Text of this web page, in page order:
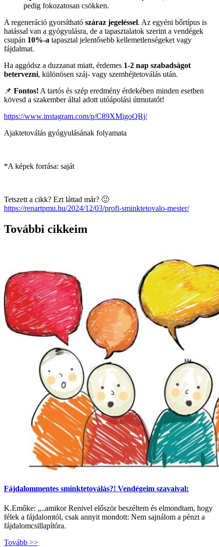
pedig fokozatosan csökken.
A regeneráció gyorsítható száraz jegeléssel. Az egyéni bőrtípus is
hatással van a gyógyulásra, de a tapasztalatok szerint a vendégek
csupán 10%-a tapasztal jelentősebb kellemetlenségeket vagy
fájdalmat.
Ha aggódsz a duzzanat miatt, érdemes 1-2 nap szabadságot
betervezni, különösen száj- vagy szemhéjtetoválás után.
📌 Fontos! A tartós és szép eredmény érdekében minden esetben
kövesd a szakember által adott utóápolási útmutatót!
https://www.instagram.com/p/C89XMigoQRj/
Ajaktetoválás gyógyulásának folyamata
*A képek forrása: saját
Tetszett a cikk? Ezt láttad már? 🙂
https://renartpmu.hu/2024/12/03/profi-sminktetovalo-mester/
További cikkeim
Fájdalommentes sminktetoválás?! Vendégeim szavaival:
K.Emőke: „..amikor Renivel először beszéltem és elmondtam, hogy
félek a fájdalomtól, csak annyit mondott: Nem sajnálom a pénzt a
fájdalomcsillapítóra.
Tovább >>